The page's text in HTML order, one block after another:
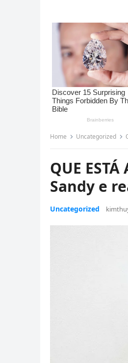
Home Uncategorized
QUE
Sandy e
Uncategorized